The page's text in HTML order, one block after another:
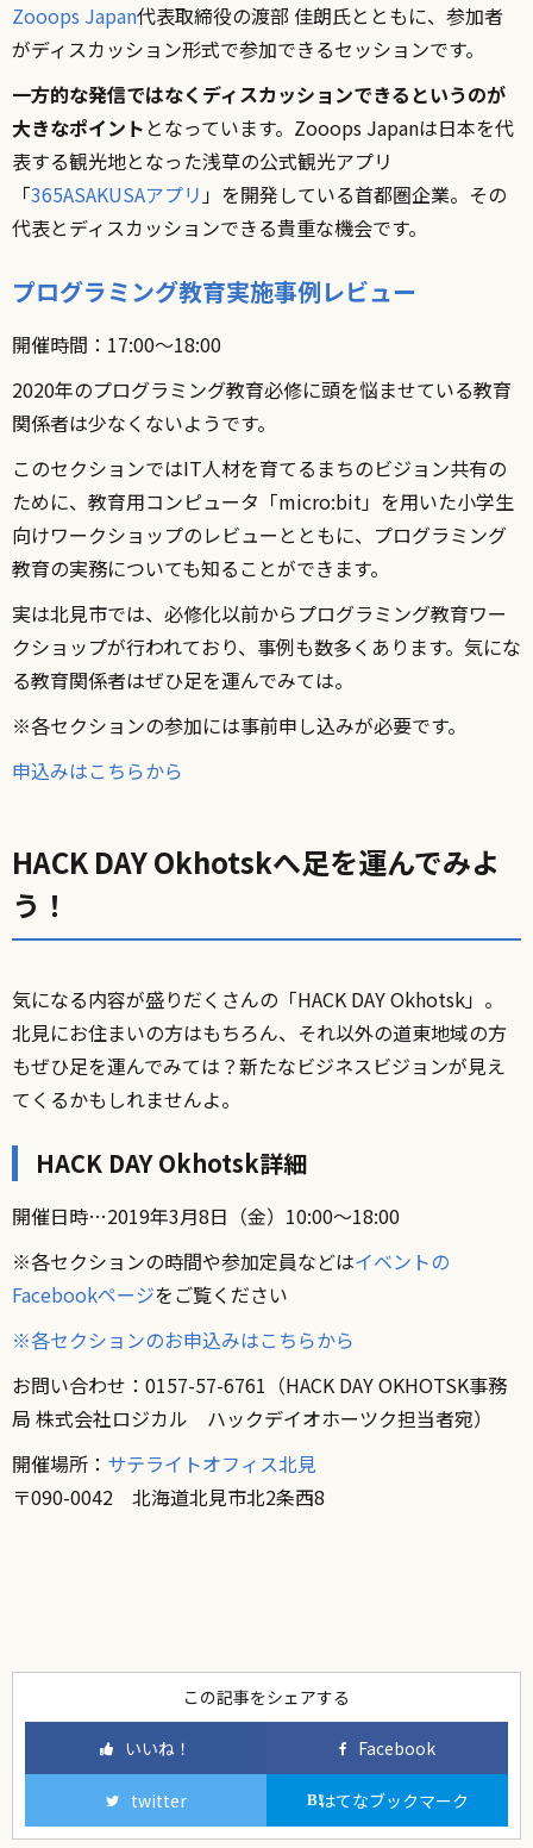
Zooops Japan代表取締役の渡部 佳朗氏とともに、参加者
がディスカッション形式で参加できるセッションです。
一方的な発信ではなくディスカッションできるというのが
大きなポイント となっています。Zooops Japanは日本を代
表する観光地となった浅草の公式観光アプリ
「365ASAKUSAアプリ」を開発している首都圏企業。その
代表とディスカッションできる貴重な機会です。
プログラミング教育実施事例レビュー
開催時間：17:00〜18:00
2020年のプログラミング教育必修に頭を悩ませている教育
関係者は少なくないようです。
このセクションではIT人材を育てるまちのビジョン共有の
ために、教育用コンピュータ「micro:bit」を用いた小学生
向けワークショップのレビューとともに、プログラミング
教育の実務についても知ることができます。
実は北見市では、必修化以前からプログラミング教育ワー
クショップが行われており、事例も数多くあります。気にな
る教育関係者はぜひ足を運んでみては。
※各セクションの参加には事前申し込みが必要です。
申込みはこちらから
HACK DAY Okhotskへ足を運んでみよ
う！
気になる内容が盛りだくさんの「HACK DAY Okhotsk」。
北見にお住まいの方はもちろん、それ以外の道東地域の方
もぜひ足を運んでみては？新たなビジネスビジョンが見え
てくるかもしれませんよ。
HACK DAY Okhotsk詳細
開催日時…2019年3月8日（金）10:00〜18:00
※各セクションの時間や参加定員などはイベントの
Facebookページをご覧ください
※各セクションのお申込みはこちらから
お問い合わせ：0157-57-6761（HACK DAY OKHOTSK事務
局 株式会社ロジカル ハックデイオホーツク担当者宛）
開催場所： サテライトオフィス北見
〒090-0042 北海道北見市北2条西8
この記事をシェアする